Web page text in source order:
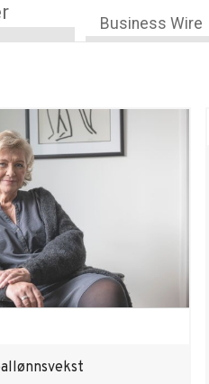
Business Wire